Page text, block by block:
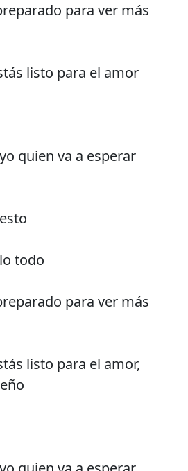
para ver más
listo para el amor
quien va a esperar
todo
para ver más
listo para el amor,